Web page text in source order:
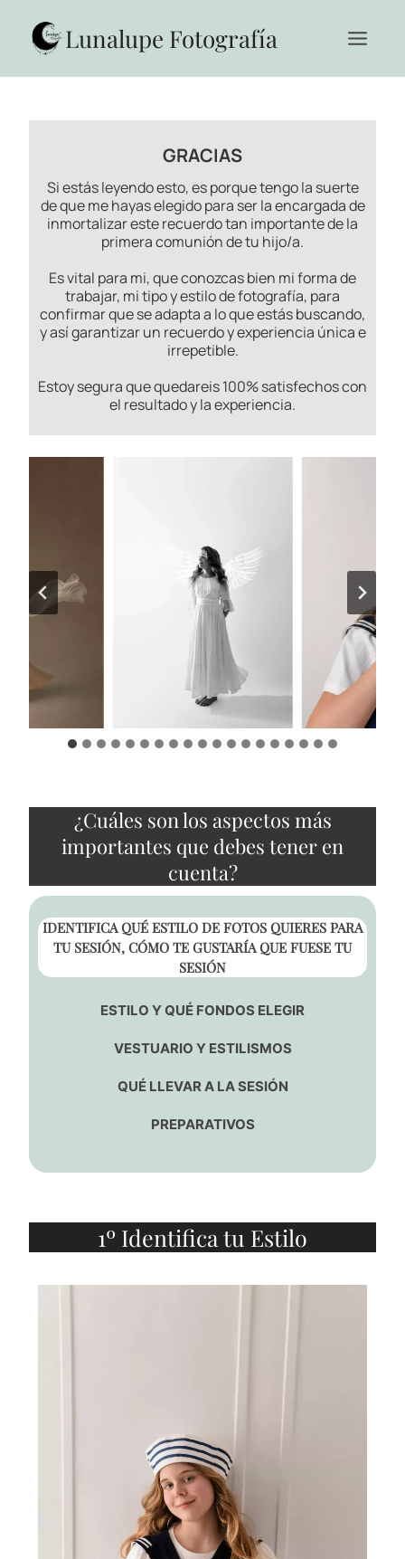
contenido Lunalupe Fotografía
GRACIAS
Si estás leyendo esto, es porque tengo la suerte
de que me hayas elegido para ser la encargada de
inmortalizar este recuerdo tan importante de la
primera comunión de tu hijo/a.
Es vital para mi, que conozcas bien mi forma de
trabajar, mi tipo y estilo de fotografía, para
confirmar que se adapta a lo que estás buscando,
y así garantizar un recuerdo y experiencia única e
irrepetible.
Estoy segura que quedareis 100% satisfechos con
el resultado y la experiencia.
¿Cuáles son los aspectos más
importantes que debes tener en
cuenta?
IDENTIFICA QUÉ ESTILO DE FOTOS QUIERES PARA
TU SESIÓN, CÓMO TE GUSTARÍA QUE FUESE TU
SESIÓN
ESTILO Y QUÉ FONDOS ELEGIR
VESTUARIO Y ESTILISMOS
QUÉ LLEVAR A LA SESIÓN
PREPARATIVOS
1º Identifica tu Estilo